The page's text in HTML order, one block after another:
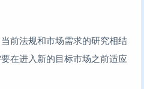
前法规和市场需求的研究相结
在进入新的目标市场之前适应